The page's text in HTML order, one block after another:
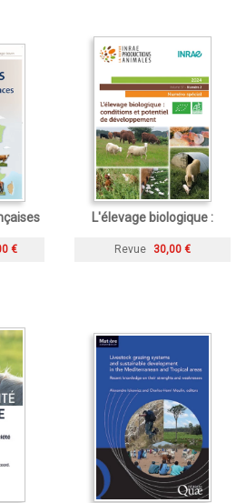
€
L'élevage biologique :
Revue 30,00 €